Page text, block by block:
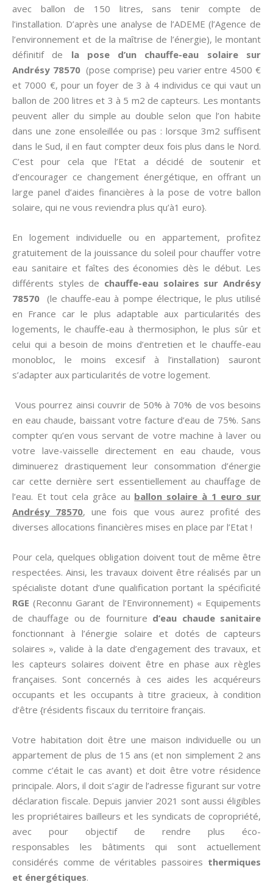
avec ballon de 150 litres, sans tenir compte de
l’installation. D’après une analyse de l’ADEME (l’Agence de
l’environnement et de la maîtrise de l’énergie), le montant
définitif de la pose d’un chauffe-eau solaire sur
Andrésy 78570(pose comprise) peu varier entre 4500 €
et 7000 €, pour un foyer de 3 à 4 individus ce qui vaut un
ballon de 200 litres et 3 à 5 m2 de capteurs. Les montants
peuvent aller du simple au double selon que l’on habite
dans une zone ensoleillée ou pas : lorsque 3m2 suffisent
dans le Sud, il en faut compter deux fois plus dans le Nord.
C’est pour cela que l’Etat a décidé de soutenir et
d’encourager ce changement énergétique, en offrant un
large panel d’aides financières à la pose de votre ballon
solaire, qui ne vous reviendra plus qu’à1 euro}.
En logement individuelle ou en appartement, profitez
gratuitement de la jouissance du soleil pour chauffer votre
eau sanitaire et faîtes des économies dès le début. Les
différents styles de chauffe-eau solaires sur Andrésy
78570 (le chauffe-eau à pompe électrique, le plus utilisé
en France car le plus adaptable aux particularités des
logements, le chauffe-eau à thermosiphon, le plus sûr et
celui qui a besoin de moins d’entretien et le chauffe-eau
monobloc, le moins excesif à l’installation) sauront
s’adapter aux particularités de votre logement.
Vous pourrez ainsi couvrir de 50% à 70% de vos besoins
en eau chaude, baissant votre facture d’eau de 75%. Sans
compter qu’en vous servant de votre machine à laver ou
votre lave-vaisselle directement en eau chaude, vous
diminuerez drastiquement leur consommation d’énergie
car cette dernière sert essentiellement au chauffage de
l’eau. Et tout cela grâce au ballon solaire à 1 euro sur
Andrésy 78570, une fois que vous aurez profité des
diverses allocations financières mises en place par l’Etat !
Pour cela, quelques obligation doivent tout de même être
respectées. Ainsi, les travaux doivent être réalisés par un
spécialiste dotant d’une qualification portant la spécificité
RGE(Reconnu Garant de l’Environnement) « Equipements
de chauffage ou de fourniture d’eau chaude sanitaire
fonctionnant à l’énergie solaire et dotés de capteurs
solaires », valide à la date d’engagement des travaux, et
les capteurs solaires doivent être en phase aux règles
françaises. Sont concernés à ces aides les acquéreurs
occupants et les occupants à titre gracieux, à condition
d’être {résidents fiscaux du territoire français.
Votre habitation doit être une maison individuelle ou un
appartement de plus de 15 ans (et non simplement 2 ans
comme c’était le cas avant) et doit être votre résidence
principale. Alors, il doit s’agir de l’adresse figurant sur votre
déclaration fiscale. Depuis janvier 2021 sont aussi éligibles
les propriétaires bailleurs et les syndicats de copropriété,
avec pour objectif de rendre plus éco-
responsables les bâtiments qui sont actuellement
considérés comme de véritables passoires thermiques
et énergétiques.